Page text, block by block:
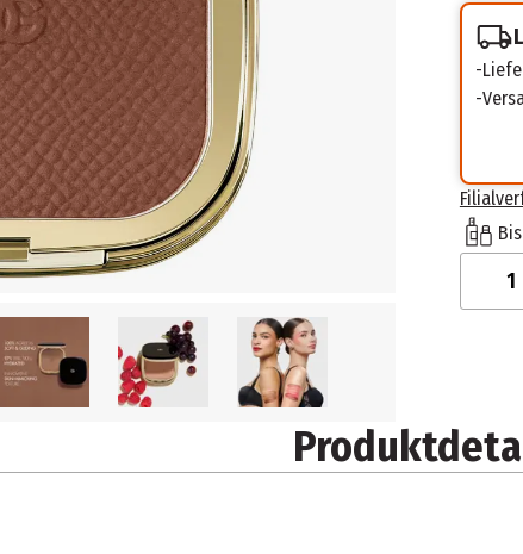
1